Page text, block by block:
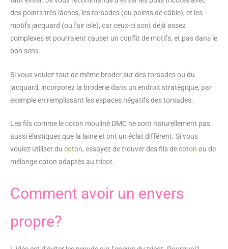
des points très lâches, les torsades (ou points de câble), et les
motifs jacquard (ou fair isle), car ceux-ci sont déjà assez
complexes et pourraient causer un conflit de motifs, et pas dans le
bon sens.
Si vous voulez tout de même broder sur des torsades ou du
jacquard, incorporez la broderie dans un endroit stratégique, par
exemple en remplissant les espaces négatifs des torsades.
Les fils comme le coton mouliné DMC ne sont naturellement pas
aussi élastiques que la laine et ont un éclat différent. Si vous
voulez utiliser du coton, essayez de trouver des fils decoton ou de
mélange coton adaptés au tricot.
Comment avoir un envers
propre?